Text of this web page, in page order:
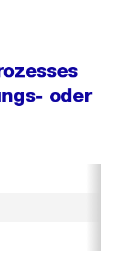
oder